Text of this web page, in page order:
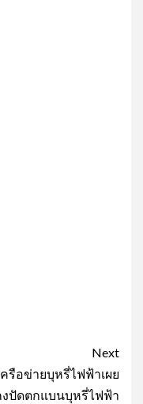
Next
ครือข่ายบุหรี่ไฟฟ้าเผย
งปัดตกแบนบุหรี่ไฟฟ้า